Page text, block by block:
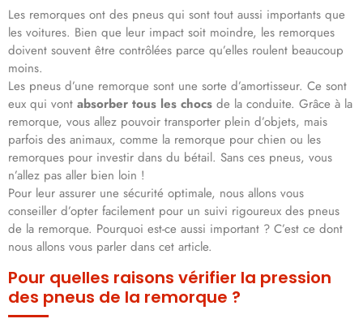
Les remorques ont des pneus qui sont tout aussi importants que
les voitures. Bien que leur impact soit moindre, les remorques
doivent souvent être contrôlées parce qu’elles roulent beaucoup
moins.
Les pneus d’une remorque sont une sorte d’amortisseur. Ce sont
eux qui vont absorber tous les chocs de la conduite. Grâce à la
remorque, vous allez pouvoir transporter plein d’objets, mais
parfois des animaux, comme la remorque pour chien ou les
remorques pour investir dans du bétail. Sans ces pneus, vous
n’allez pas aller bien loin !
Pour leur assurer une sécurité optimale, nous allons vous
conseiller d’opter facilement pour un suivi rigoureux des pneus
de la remorque. Pourquoi est-ce aussi important ? C’est ce dont
nous allons vous parler dans cet article.
Pour quelles raisons vérifier la pression
des pneus de la remorque ?